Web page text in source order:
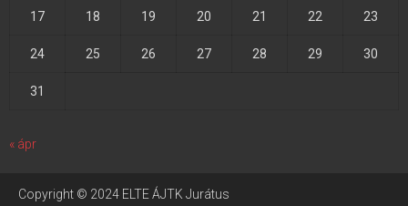
17 18 19 20 21 22 23
24 25 26 27 28 29 30
31
« ápr
Copyright © 2024 ELTE ÁJTK Jurátus